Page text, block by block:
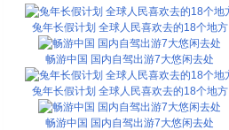
兔年长假计划 全球人民喜欢去的18个地方
畅游中国 国内自驾出游7大悠闲去处
兔年长假计划 全球人民喜欢去的18个地方
畅游中国 国内自驾出游7大悠闲去处